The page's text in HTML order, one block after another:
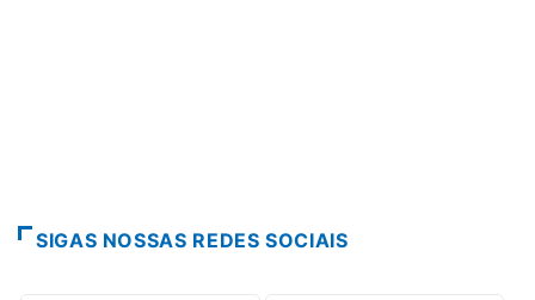
SIGAS NOSSAS REDES SOCIAIS